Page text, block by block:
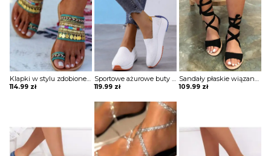
114.99 zł 119.99 zł 109.99 zł